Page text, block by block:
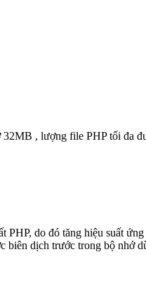
, lượng file PHP tối đa
PHP, do đó tăng hiệu suất
biên dịch trước trong bộ nhớ